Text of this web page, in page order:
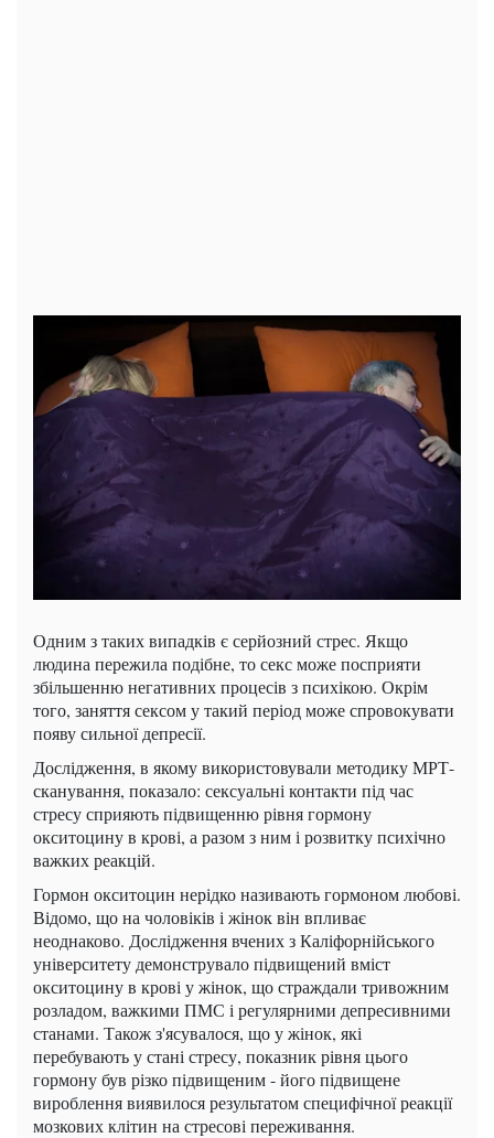
Одним з таких випадків є серйозний стрес. Якщо
людина пережила подібне, то секс може посприяти
збільшенню негативних процесів з психікою. Окрім
того, заняття сексом у такий період може спровокувати
появу сильної депресії.
Дослідження, в якому використовували методику МРТ-
сканування, показало: сексуальні контакти під час
стресу сприяють підвищенню рівня гормону
окситоцину в крові, а разом з ним і розвитку психічно
важких реакцій.
Гормон окситоцин нерідко називають гормоном любові.
Відомо, що на чоловіків і жінок він впливає
неоднаково. Дослідження вчених з Каліфорнійського
університету демонструвало підвищений вміст
окситоцину в крові у жінок, що страждали тривожним
розладом, важкими ПМС і регулярними депресивними
станами. Також з'ясувалося, що у жінок, які
перебувають у стані стресу, показник рівня цього
гормону був різко підвищеним - його підвищене
вироблення виявилося результатом специфічної реакції
мозкових клітин на стресові переживання.